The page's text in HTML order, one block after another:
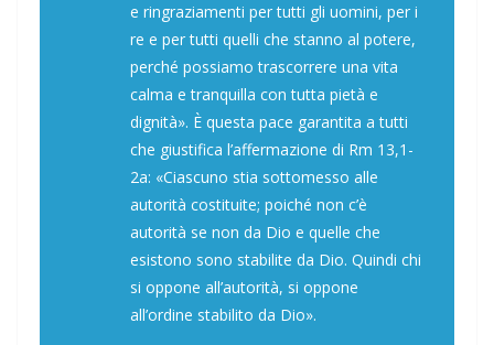
e ringraziamenti per tutti gli uomini, per i
re e per tutti quelli che stanno al potere,
perché possiamo trascorrere una vita
calma e tranquilla con tutta pietà e
dignità». È questa pace garantita a tutti
che giustifica l’affermazione di Rm 13,1-
2a: «Ciascuno stia sottomesso alle
autorità costituite; poiché non c’è
autorità se non da Dio e quelle che
esistono sono stabilite da Dio. Quindi chi
si oppone all’autorità, si oppone
all’ordine stabilito da Dio».